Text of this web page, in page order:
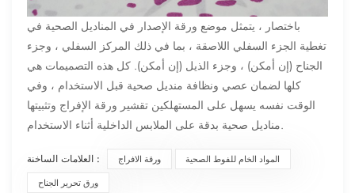
باختصار ، يتمثل موضع ورقة الإصدار في المناديل الصحية في
تغطية الجزء السفلي اللاصقة ، بما في ذلك المركز السفلي ، وجزء
الجناح (إن أمكن) ، وجزء الذيل (إن أمكن). كل هذه التصميمات هي
كلها لضمان عصي ونظافة منديل صحية قبل الاستخدام ، وفي
الوقت نفسه يسهل على المستهلكين تقشير ورقة الإفراج وتثبيتها
مناديل صحية بدقة على الملابس الداخلية أثناء الاستخدام.
العلامات الساخنة : ورقة الافراج
المواد الخام للفوط الصحية
ورق تحرير الجناح